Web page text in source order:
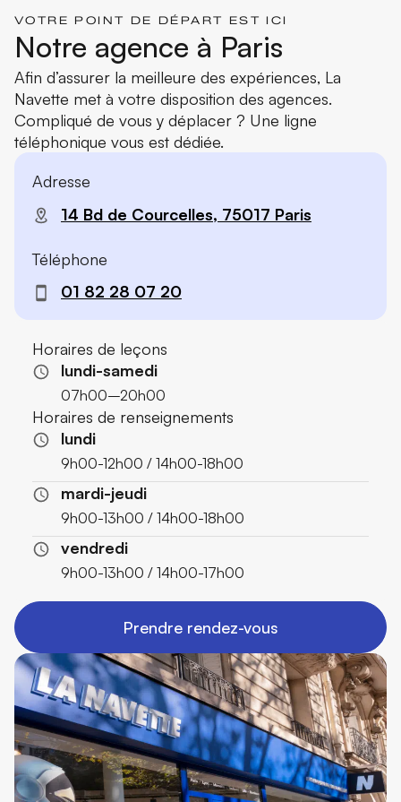
VOTRE POINT DE DÉPART EST ICI
Notre agence à Paris
Afin d’assurer la meilleure des expériences, La
Navette met à votre disposition des agences.
Compliqué de vous y déplacer ? Une ligne
téléphonique vous est dédiée.
Adresse
14 Bd de Courcelles, 75017 Paris
Téléphone
01 82 28 07 20
Horaires de leçons
lundi-samedi
07h00–20h00
Horaires de renseignements
lundi
9h00-12h00 / 14h00-18h00
mardi-jeudi
9h00-13h00 / 14h00-18h00
vendredi
9h00-13h00 / 14h00-17h00
Prendre rendez-vous